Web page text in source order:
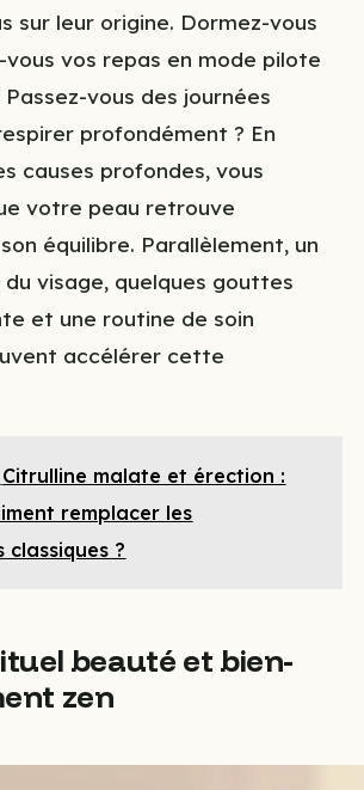
sur leur origine. Dormez-vous
vous vos repas en mode pilote
vous des journées
profondément ? En
causes profondes, vous
votre peau retrouve
équilibre. Parallèlement, un
visage, quelques gouttes
et une routine de soin
accélérer cette
Citrulline malate et érection :
remplacer les
classiques ?
beauté et bien-
zen